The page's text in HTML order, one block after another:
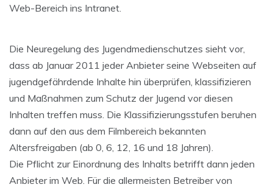
Web-Bereich ins Intranet.
Die Neuregelung des Jugendmedienschutzes sieht vor,
dass ab Januar 2011 jeder Anbieter seine Webseiten auf
jugendgefährdende Inhalte hin überprüfen, klassifizieren
und Maßnahmen zum Schutz der Jugend vor diesen
Inhalten treffen muss. Die Klassifizierungsstufen beruhen
dann auf den aus dem Filmbereich bekannten
Altersfreigaben (ab 0, 6, 12, 16 und 18 Jahren).
Die Pflicht zur Einordnung des Inhalts betrifft dann jeden
Anbieter im Web. Für die allermeisten Betreiber von